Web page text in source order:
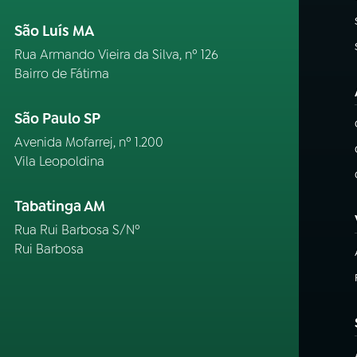
São Luís MA
Rua Armando Vieira da Silva, nº 126
Bairro de Fátima
São Paulo SP
Avenida Mofarrej, nº 1.200
Vila Leopoldina
Tabatinga AM
Rua Rui Barbosa S/Nº
Rui Barbosa